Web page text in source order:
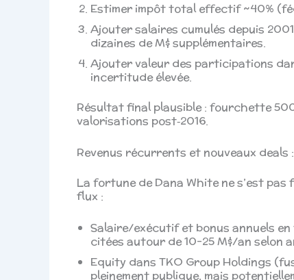
Estimer impôt total effectif ~40%
Ajouter salaires cumulés depuis
dizaines de M$ supplémentaires.
Ajouter valeur des participations
incertitude élevée.
Résultat final plausible : fourchette
valorisations post‑2016.
Revenus récurrents et nouveaux
La fortune de Dana White ne s’est
flux :
Salaire/exécutif et bonus annuels
citées autour de 10–25 M$/an selon
Equity dans TKO Group Holdings
pleinement publique, mais